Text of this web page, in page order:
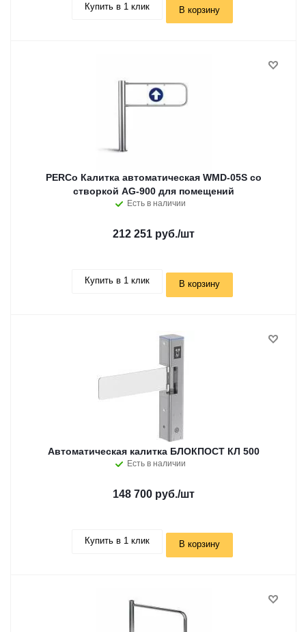
Купить в 1 клик В корзину
PERCo Калитка автоматическая WMD-05S со
створкой AG-900 для помещений
Есть в наличии
212 251 руб./шт
Купить в 1 клик В корзину
Автоматическая калитка БЛОКПОСТ КЛ 500
Есть в наличии
148 700 руб./шт
Купить в 1 клик В корзину